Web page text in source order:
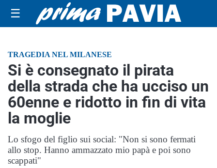
☰
TRAGEDIA NEL MILANESE
Si è consegnato il pirata
della strada che ha ucciso un
60enne e ridotto in fin di vita
la moglie
Lo sfogo del figlio sui social: "Non si sono fermati
allo stop. Hanno ammazzato mio papà e poi sono
scappati"